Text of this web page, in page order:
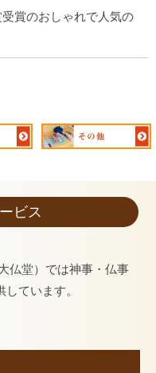
賞のおしゃれで人気の
ビス
仏堂）では神事・仏事
ています。